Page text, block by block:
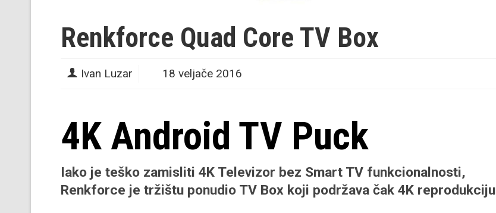
Renkforce Quad Core TV Box
Ivan Luzar 18 veljače 2016
4K Android TV Puck
Iako je teško zamisliti 4K Televizor bez Smart TV funkcionalnosti,
Renkforce je tržištu ponudio TV Box koji podržava čak 4K reprodukciju